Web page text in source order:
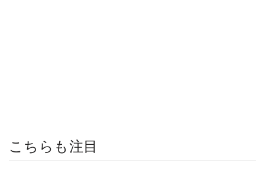
こちらも注目